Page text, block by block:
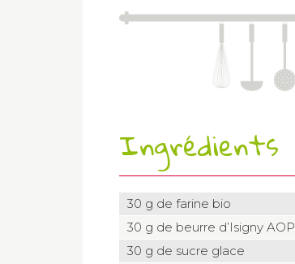
Ingrédients
30 g de farine bio
30 g de beurre d’Isigny AOP
30 g de sucre glace